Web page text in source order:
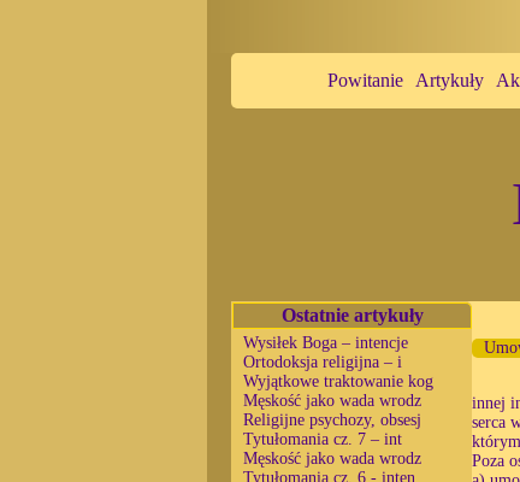
Powitanie Artykuły
Ostatnie artykuły
Wysiłek Boga – intencje
Ortodoksja religijna – i
Wyjątkowe traktowanie kog
Męskość jako wada wrodz
Religijne psychozy, obsesj
Tytułomania cz. 7 – int
Męskość jako wada wrodz
Tytułomania cz. 6 - inten
innej
serca
Poza